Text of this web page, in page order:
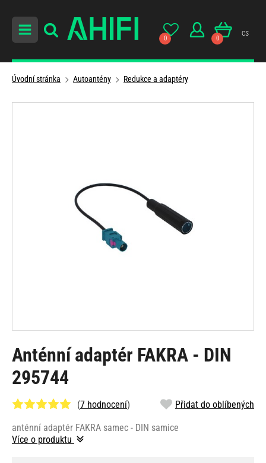
0 0
cs
Úvodní stránka Autoantény Redukce a adaptéry
Anténní adaptér FAKRA - DIN
295744
(7 hodnocení) Přidat do oblíbených
anténní adaptér FAKRA samec - DIN samice
Více o produktu